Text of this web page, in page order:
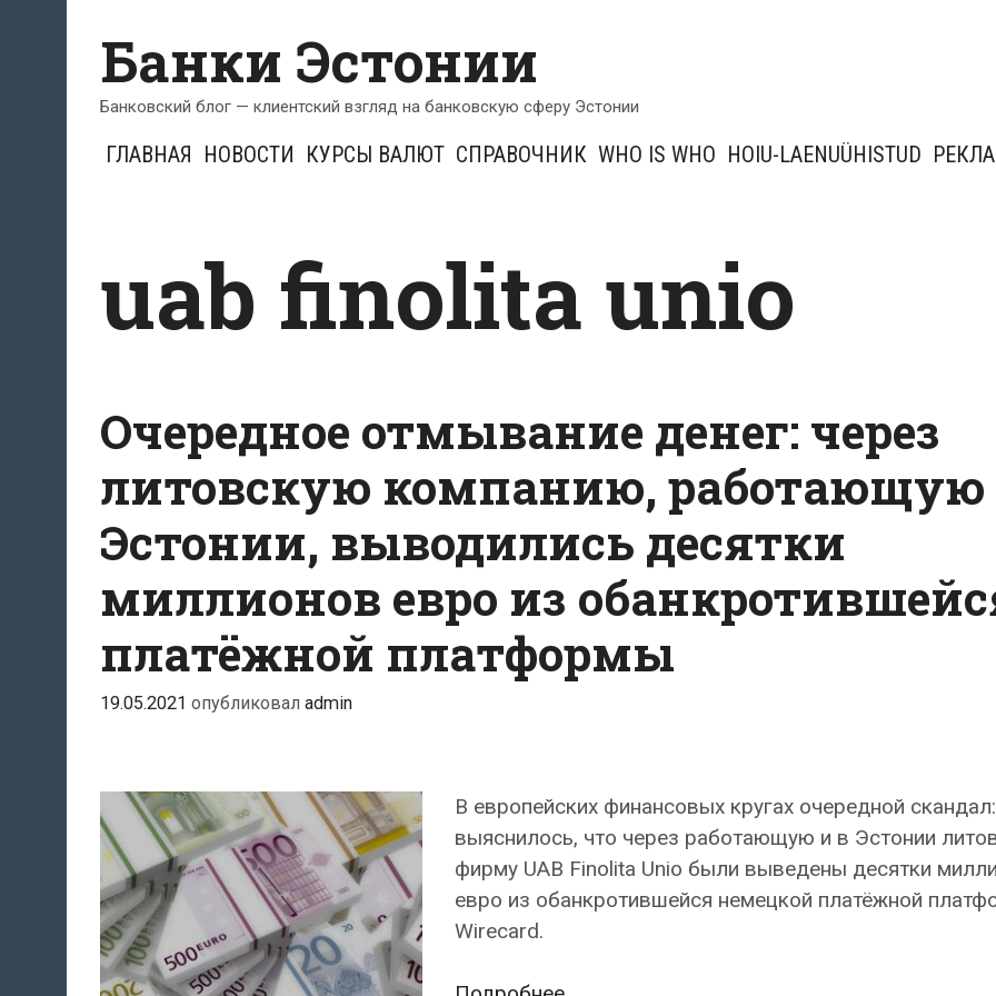
содержимому
Банки Эстонии
Банковский блог — клиентский взгляд на банковскую сферу Эстонии
ГЛАВНАЯ НОВОСТИ КУРСЫ ВАЛЮТ СПРАВОЧНИК WHO IS WHO HOIU-LAENUÜHISTUD
uab finolita unio
Очередное отмывание денег: через
литовскую компанию, работающую
Эстонии, выводились десятки
миллионов евро из
платёжной платформы
19.05.2021 опубликовал admin
В европейских финансовых кругах очередной скандал:
выяснилось, что через работающую и в Эстонии
фирму UAB Finolita Unio были выведены десятки
евро из обанкротившейся немецкой платёжной
Wirecard.